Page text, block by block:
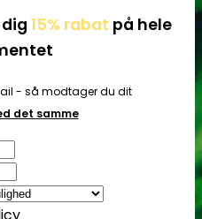
15% rabat på hele
- så modtager du dit
det samme